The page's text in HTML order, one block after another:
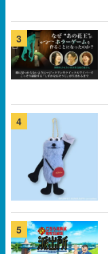
3
4
5